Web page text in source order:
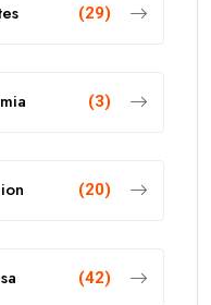
(29)
(3)
(20)
(42)